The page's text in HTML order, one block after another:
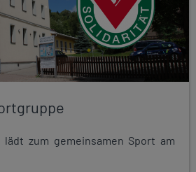
lädt zum gemeinsamen Sport am